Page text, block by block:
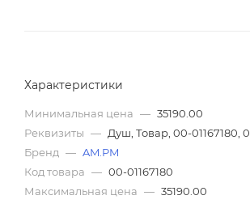
Характеристики
Минимальная цена — 35190.00
Реквизиты — Душ, Товар, 00-01167180, 0
Бренд — AM.PM
Код товара — 00-01167180
Максимальная цена — 35190.00